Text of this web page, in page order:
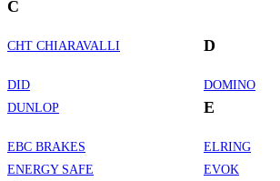
C
CHT CHIARAVALLI D
DID
DOMINO
DUNLOP
E
EBC BRAKES
ELRING
ENERGY SAFE
EVOK